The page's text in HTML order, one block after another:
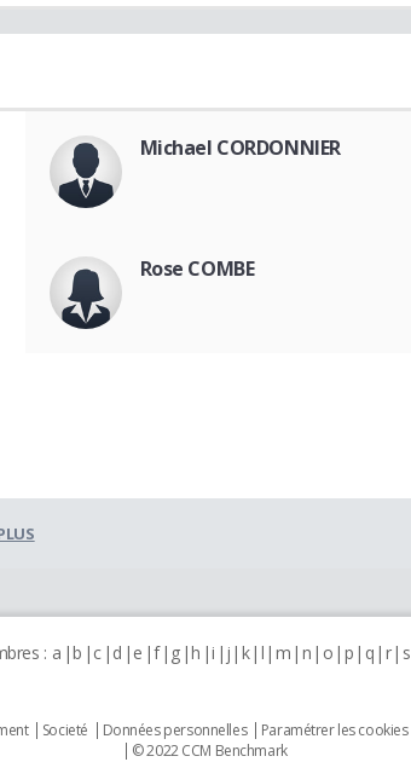
Michael CORDONNIER
Rose COMBE
: a b c d e f g h i j k l m n o p q r s
Societé Données personnelles Paramétrer les cookies
© 2022 CCM Benchmark